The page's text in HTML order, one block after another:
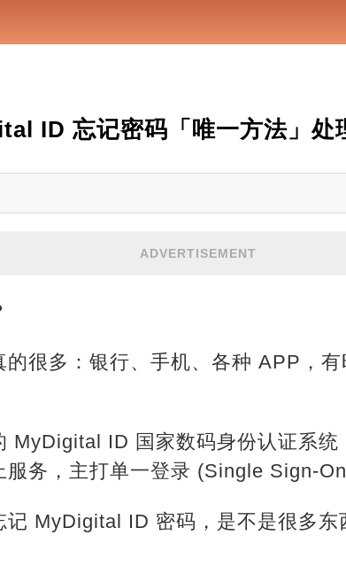
ID 忘记密码「唯一方法」处
ADVERTISEMENT
很多：银行、手机、各种 APP，
MyDigital ID 国家数码身份认证系统
务，主打单一登录 (Single Sign-
记 MyDigital ID 密码，是不是很多东